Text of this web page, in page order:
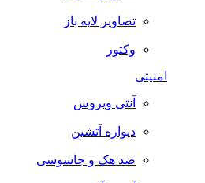
تصاویر لایه باز
وکتور
امنیتی
آنتی ویروس
دیواره آتشین
ضد هک و جاسوسی